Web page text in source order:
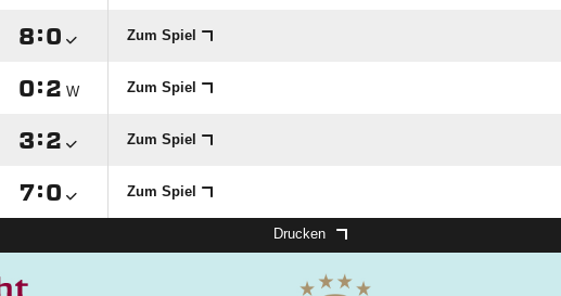
: Zum Spiel
: W Zum Spiel
: Zum Spiel
: Zum Spiel
Drucken